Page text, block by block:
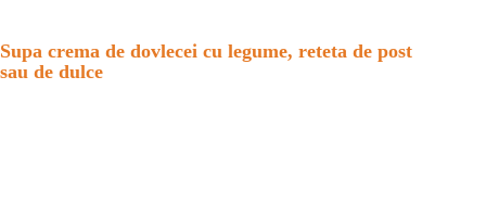
Supa crema de dovlecei cu legume, reteta de post
sau de dulce